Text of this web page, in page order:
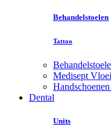
Behandelstoelen
Tattoo
Medisept
Dental
Units